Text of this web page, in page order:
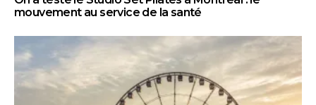
mouvement au service de la santé